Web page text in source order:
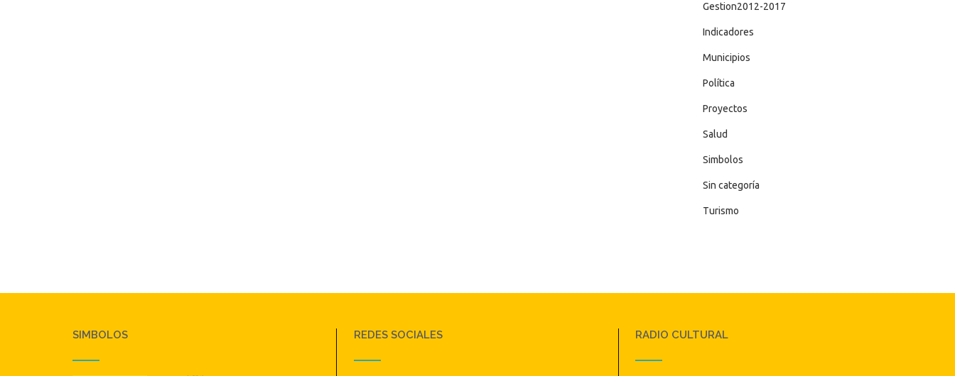
Gestion2012-2017
Indicadores
Municipios
Política
Proyectos
Salud
Simbolos
Sin categoría
Turismo
SIMBOLOS REDES SOCIALES RADIO CULTURAL